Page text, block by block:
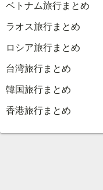
ベトナム旅行まとめ
ラオス旅行まとめ
ロシア旅行まとめ
台湾旅行まとめ
韓国旅行まとめ
香港旅行まとめ